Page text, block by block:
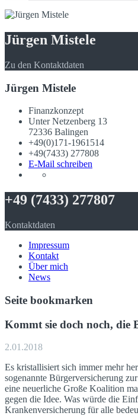
Jürgen Mistele
Zu den Kontaktdaten
Jürgen Mistele
Finanzkonzept
Unter Netzenberg 13
72336 Balingen
+49(0)171-1961514
+49(7433) 277808
E-Mail schreiben
+49 (7433) 277807
Kontaktdaten
Impressum
Kontakt
Über mich
News
Seite bookmarken
Kommt sie doch noch, die
2.01.2018
Es kristallisiert sich immer mehr
sogenannte Bürgerversicherung
eine neuerliche Große Koalition
gegen die Idee. Was würde die
Krankenversicherung für alle